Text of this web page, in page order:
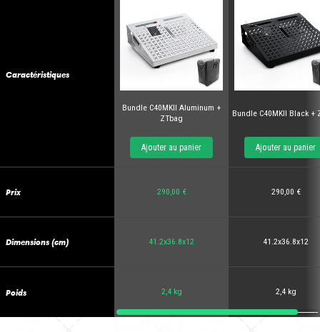
Caractéristiques
Prix
Dimensions (cm)
Poids
Bundle C40MKII Aluminum +
ZTbag
Ajouter au panier
290,00 €
41.2x36.8x12
2,4 kg
Bundle C40MKII Black +
Ajouter au panier
290,00 €
41.2x36.8x12
2,4 kg